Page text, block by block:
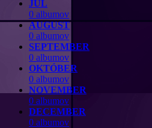
JÚL
0 albumov
AUGUST
0 albumov
SEPTEMBER
0 albumov
OKTÓBER
0 albumov
NOVEMBER
0 albumov
DECEMBER
0 albumov